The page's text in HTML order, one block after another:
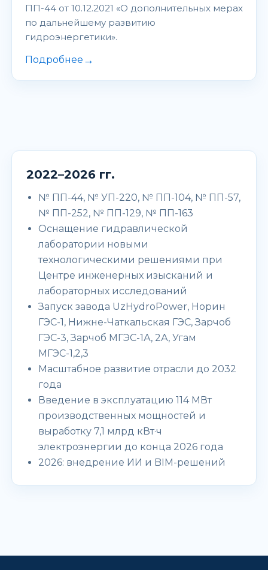
ПП-44 от 10.12.2021 «О дополнительных мерах
по дальнейшему развитию
гидроэнергетики».
Подробнее →
2022–2026 гг.
№ ПП-44, № УП-220, № ПП-104, № ПП-57,
№ ПП-252, № ПП-129, № ПП-163
Оснащение гидравлической
лаборатории новыми
технологическими решениями при
Центре инженерных изысканий и
лабораторных исследований
Запуск завода UzHydroPower, Норин
ГЭС-1, Нижне-Чаткальская ГЭС, Зарчоб
ГЭС-3, Зарчоб МГЭС-1А, 2А, Угам
МГЭС-1,2,3
Масштабное развитие отрасли до 2032
года
Введение в эксплуатацию 114 МВт
производственных мощностей и
выработку 7,1 млрд кВт·ч
электроэнергии до конца 2026 года
2026: внедрение ИИ и BIM-решений